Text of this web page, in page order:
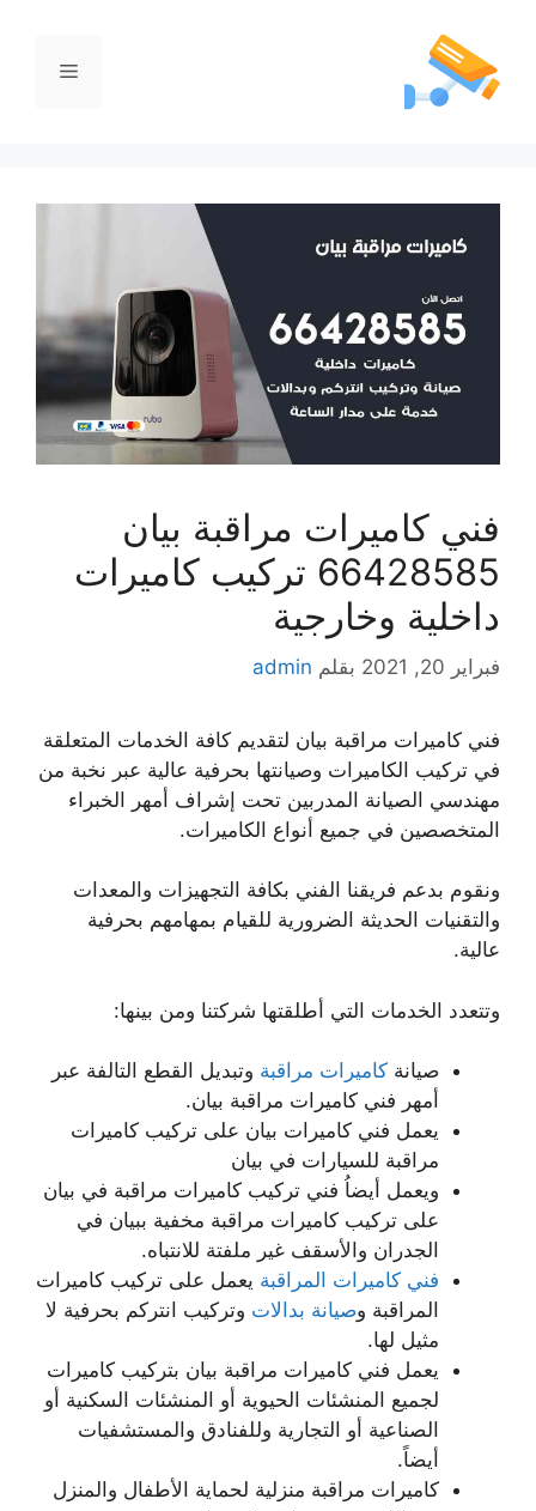
فني كاميرات مراقبة بيان
66428585 تركيب كاميرات
داخلية وخارجية
فبراير 20, 2021 بقلم admin
فني كاميرات مراقبة بيان لتقديم كافة الخدمات المتعلقة
في تركيب الكاميرات وصيانتها بحرفية عالية عبر نخبة من
مهندسي الصيانة المدربين تحت إشراف أمهر الخبراء
المتخصصين في جميع أنواع الكاميرات.
ونقوم بدعم فريقنا الفني بكافة التجهيزات والمعدات
والتقنيات الحديثة الضرورية للقيام بمهامهم بحرفية
عالية.
وتتعدد الخدمات التي أطلقتها شركتنا ومن بينها:
صيانة كاميرات مراقبة وتبديل القطع التالفة عبر
أمهر فني كاميرات مراقبة بيان.
يعمل فني كاميرات بيان على تركيب كاميرات
مراقبة للسيارات في بيان
ويعمل أيضاُ فني تركيب كاميرات مراقبة في بيان
على تركيب كاميرات مراقبة مخفية ببيان في
الجدران والأسقف غير ملفتة للانتباه.
فني كاميرات المراقبة يعمل على تركيب كاميرات
المراقبة وصيانة بدالات وتركيب انتركم بحرفية لا
مثيل لها.
يعمل فني كاميرات مراقبة بيان بتركيب كاميرات
لجميع المنشئات الحيوية أو المنشئات السكنية أو
الصناعية أو التجارية وللفنادق والمستشفيات
أيضاً.
كاميرات مراقبة منزلية لحماية الأطفال والمنزل